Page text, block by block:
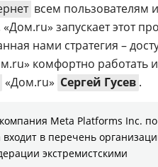
всем пользователям
запускает этот
нами стратегия –
комфортно работать
«Дом.ru» Сергей Гусев .
Meta Platforms Inc.
в перечень
экстремистскими